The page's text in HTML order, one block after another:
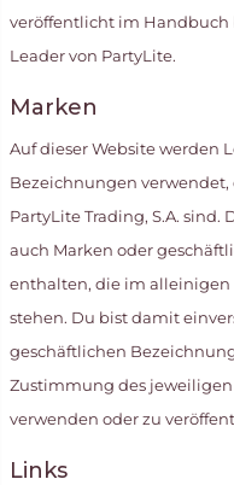
veröffentlicht im Handbuch
Leader von PartyLite.
Marken
Auf dieser Website werden
Bezeichnungen
PartyLite Trading, S.A.
auch Marken oder
enthalten, die im
stehen. Du bist damit
geschäftlichen
Zustimmung des
verwenden oder zu
Links